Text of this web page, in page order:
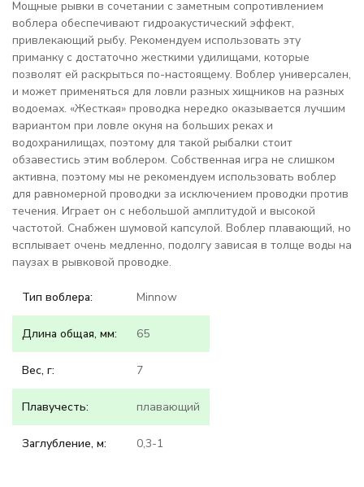
Мощные рывки в сочетании с заметным сопротивлением
воблера обеспечивают гидроакустический эффект,
привлекающий рыбу. Рекомендуем использовать эту
приманку с достаточно жесткими удилищами, которые
позволят ей раскрыться по-настоящему. Воблер универсален,
и может применяться для ловли разных хищников на разных
водоемах. «Жесткая» проводка нередко оказывается лучшим
вариантом при ловле окуня на больших реках и
водохранилищах, поэтому для такой рыбалки стоит
обзавестись этим воблером. Собственная игра не слишком
активна, поэтому мы не рекомендуем использовать воблер
для равномерной проводки за исключением проводки против
течения. Играет он с небольшой амплитудой и высокой
частотой. Снабжен шумовой капсулой. Воблер плавающий, но
всплывает очень медленно, подолгу зависая в толще воды на
паузах в рывковой проводке.
Тип воблера: Minnow
Длина общая, мм: 65
Вес, г: 7
Плавучесть: плавающий
Заглубление, м: 0,3-1